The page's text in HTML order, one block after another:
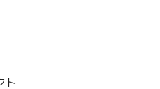
ト